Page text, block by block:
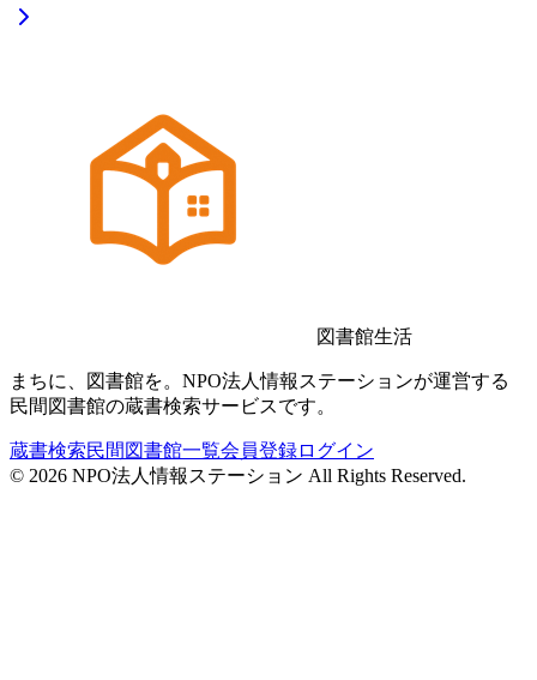
図書館生活
まちに、図書館を。NPO法人情報ステーションが運営する
民間図書館の蔵書検索サービスです。
蔵書検索民間図書館一覧会員登録ログイン
© 2026 NPO法人情報ステーション All Rights Reserved.